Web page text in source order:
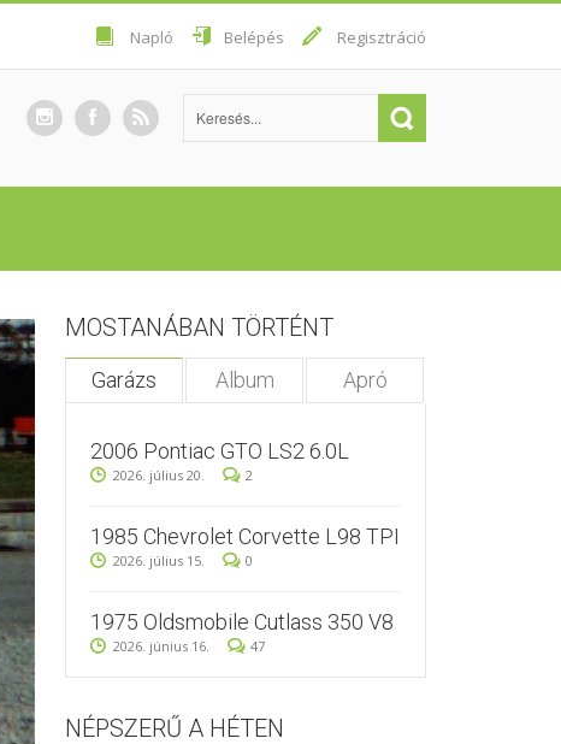
Napló Belépés Regisztráció
MOSTANÁBAN TÖRTÉNT
Garázs Album Apró
2006 Pontiac GTO LS2 6.0L
2026. július 20. 2
1985 Chevrolet Corvette L98 TPI
2026. július 15. 0
1975 Oldsmobile Cutlass 350 V8
2026. június 16. 47
NÉPSZERŰ A HÉTEN